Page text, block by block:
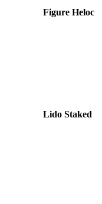
Figure Heloc
Lido Staked